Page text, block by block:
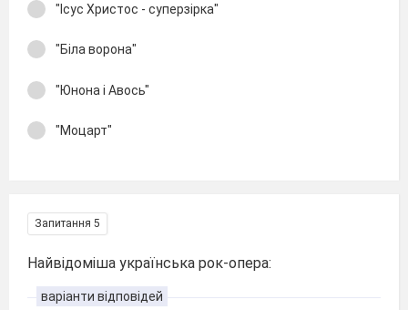
"Ісус Христос - суперзірка"
"Біла ворона"
"Юнона і Авось"
"Моцарт"
Запитання 5
Найвідоміша українська рок-опера:
варіанти відповідей